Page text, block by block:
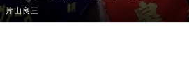
片山良三